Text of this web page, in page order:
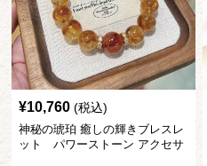
¥10,760 (税込)
神秘の琥珀 癒しの輝きブレスレ
ット パワーストーン アクセサ